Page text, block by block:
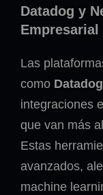
Datadog y
Empresarial
Las
como Datadog
integraciones
que van más
Estas
avanzados,
machine